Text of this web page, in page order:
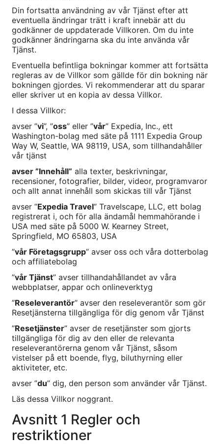
Din fortsatta användning av vår Tjänst efter att
eventuella ändringar trätt i kraft innebär att du
godkänner de uppdaterade Villkoren. Om du inte
godkänner ändringarna ska du inte använda vår
Tjänst.
Eventuella befintliga bokningar kommer att fortsätta
regleras av de Villkor som gällde för din bokning när
bokningen gjordes. Vi rekommenderar att du sparar
eller skriver ut en kopia av dessa Villkor.
I dessa Villkor:
avser ”vi”, ”oss” eller ”vår” Expedia, Inc., ett
Washington-bolag med säte på 1111 Expedia Group
Way W, Seattle, WA 98119, USA, som tillhandahåller
vår tjänst
avser ”Innehåll” alla texter, beskrivningar,
recensioner, fotografier, bilder, videor, programvaror
och allt annat innehåll som skickas till vår Tjänst
avser ”Expedia Travel” Travelscape, LLC, ett bolag
registrerat i, och för alla ändamål hemmahörande i
USA med säte på 5000 W. Kearney Street,
Springfield, MO 65803, USA
”vår Företagsgrupp” avser oss och våra dotterbolag
och affiliatebolag
”vår Tjänst” avser tillhandahållandet av våra
webbplatser, appar och onlineverktyg
”Reseleverantör” avser den reseleverantör som gör
Resetjänsterna tillgängliga för dig genom vår Tjänst
”Resetjänster” avser de resetjänster som gjorts
tillgängliga för dig av den eller de relevanta
reseleverantörerna genom vår Tjänst, såsom
vistelser på ett boende, flyg, biluthyrning eller
aktiviteter, etc.
avser ”du” dig, den person som använder vår Tjänst.
Läs dessa Villkor noggrant.
Avsnitt 1 Regler och
restriktioner